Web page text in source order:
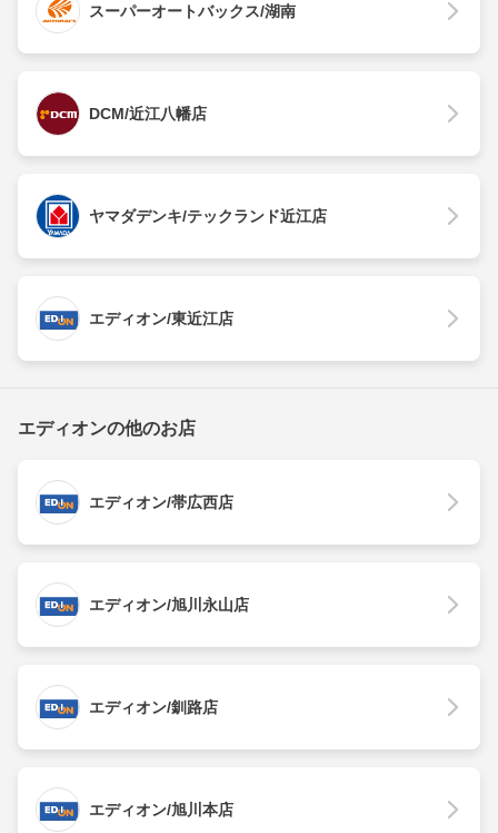
スーパーオートバックス/湖南
DCM/近江八幡店
ヤマダデンキ/テックランド近江店
エディオン/東近江店
エディオンの他のお店
エディオン/帯広西店
エディオン/旭川永山店
エディオン/釧路店
エディオン/旭川本店